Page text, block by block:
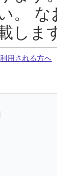
。 な
しま
利用される方へ